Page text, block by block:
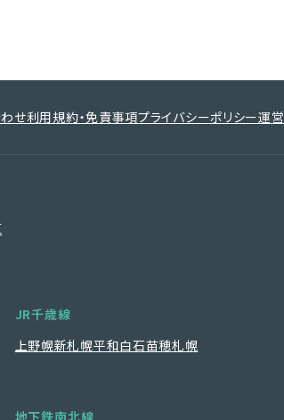
せ利用規約・免責事項プライバシーポリシー運
JR千歳線
上野幌新札幌平和白石苗穂札幌
地下鉄南北線